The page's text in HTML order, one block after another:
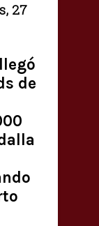
27
de